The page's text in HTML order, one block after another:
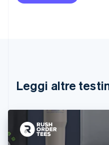
Leggi altre
English Français
Cina continentale
Cipro
Croazia